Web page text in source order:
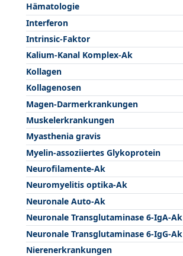
Hämatologie
Interferon
Intrinsic-Faktor
Kalium-Kanal Komplex-Ak
Kollagen
Kollagenosen
Magen-Darmerkrankungen
Muskelerkrankungen
Myasthenia gravis
Myelin-assoziiertes Glykoprotein
Neurofilamente-Ak
Neuromyelitis optika-Ak
Neuronale Auto-Ak
Neuronale Transglutaminase 6-IgA-Ak
Neuronale Transglutaminase 6-IgG-Ak
Nierenerkrankungen